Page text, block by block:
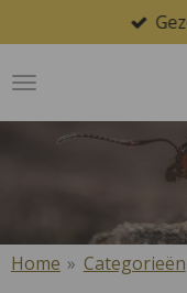
direct
naar
Home » Categorieën